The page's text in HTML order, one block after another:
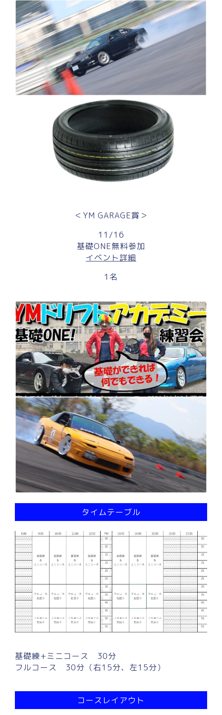
＜YM GARAGE賞＞
11/16
基礎ONE無料参加
イベント詳細
1名
タイムテーブル
基礎練+ミニコース 30分
フルコース 30分（右15分、左15分）
コースレイアウト